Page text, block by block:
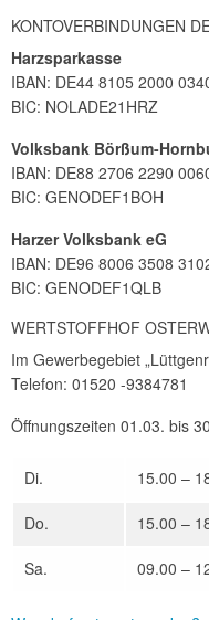
KONTOVERBINDUNGEN
Harzsparkasse
IBAN: DE44 8105 2000
BIC: NOLADE21HRZ
Volksbank Börßum-
IBAN: DE88 2706 2290
BIC: GENODEF1BOH
Harzer Volksbank eG
IBAN: DE96 8006 3508
BIC: GENODEF1QLB
WERTSTOFFHOF
Im Gewerbegebiet
Telefon: 01520 -9384781
Öffnungszeiten 01.03. bis
Di. 15.00 –
Do. 15.00 –
Sa. 09.00 –